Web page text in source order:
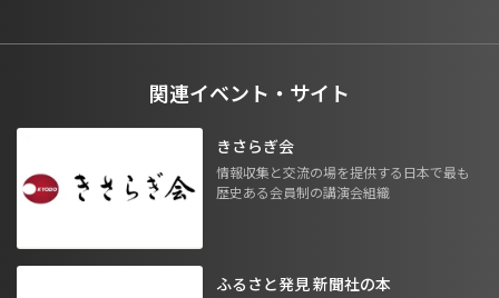
関連イベント・サイト
きさらぎ会
情報収集と交流の場を提供する日本で最も
歴史ある会員制の講演会組織
ふるさと発見 新聞社の本